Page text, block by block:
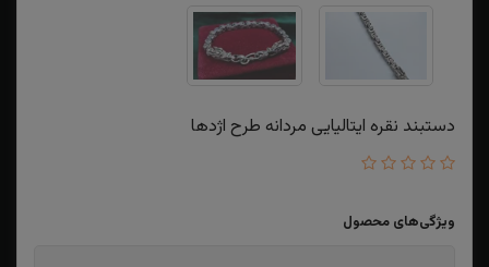
دستبند نقره ایتالیایی مردانه طرح اژدها
ویژگی‌های محصول